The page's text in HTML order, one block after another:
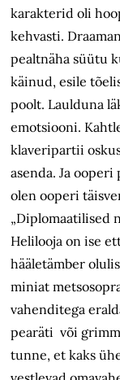
karakterid oli
kehvasti.
pealtnäha süütu
käinud, esile
poolt. Laulduna
emotsiooni.
klaveripartii
asenda. Ja
olen ooperi
„Diplomaatilised
Helilooja on ise
hääletämber
miniat
vahenditega
pearäti või
tunne, et kaks